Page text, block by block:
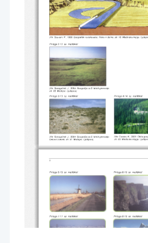
(Vir: Sauvain, P., 1999: Geografski raziskovalec. Reke in doline, str. 18. Mladinska knjiga.
Priloga 2 / 2. sz. melléklet
(Vir: Senegačnik, J., 2004: Geografija za 2. letnik gimnazije,
str. 95. Modrijan. Ljubljana)
Priloga 3 / 3. sz. melléklet
(Vir: Senegačnik, J., 2004: Geografija za 2. letnik gimnazije.
Delovni zvezek, str. 31. Modrijan. Ljubljana)
Priloga 4 / 4. sz. melléklet
(Vir: Cunder, K., 2001: Obča
str. 83. Mladinska knjiga.
2
Priloga 5 / 5. sz. melléklet Priloga 6 / 6. sz. melléklet
Priloga 7 / 7. sz. melléklet Priloga 8 / 8. sz. melléklet